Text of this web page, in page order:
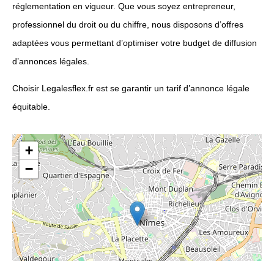
réglementation en vigueur. Que vous soyez entrepreneur,
professionnel du droit ou du chiffre, nous disposons d’offres
adaptées vous permettant d’optimiser votre budget de diffusion
d’annonces légales.
Choisir Legalesflex.fr est se garantir un tarif d’annonce légale
équitable.
+
−